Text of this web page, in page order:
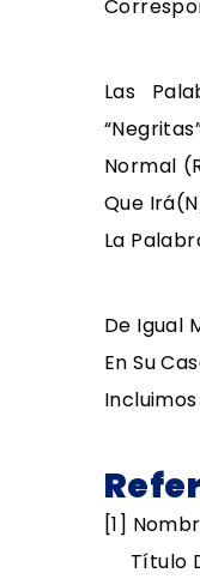
Las
Normal
Que
La
De Igual
En Su
[1]
Título